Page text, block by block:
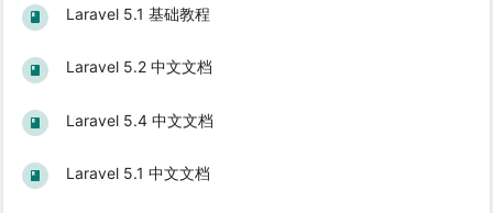
Laravel 5.1 基础教程
Laravel 5.2 中文文档
Laravel 5.4 中文文档
Laravel 5.1 中文文档